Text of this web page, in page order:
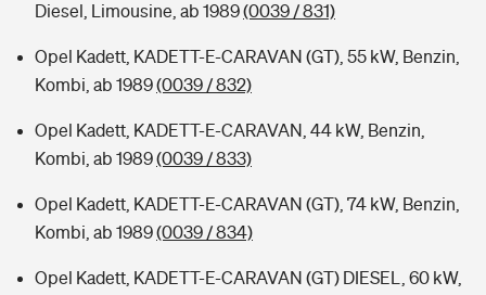
Diesel, Limousine, ab 1989(0039 / 831)
Opel Kadett, KADETT-E-CARAVAN (GT), 55 kW, Benzin,
Kombi, ab 1989(0039 / 832)
Opel Kadett, KADETT-E-CARAVAN, 44 kW, Benzin,
Kombi, ab 1989(0039 / 833)
Opel Kadett, KADETT-E-CARAVAN (GT), 74 kW, Benzin,
Kombi, ab 1989(0039 / 834)
Opel Kadett, KADETT-E-CARAVAN (GT) DIESEL, 60 kW,